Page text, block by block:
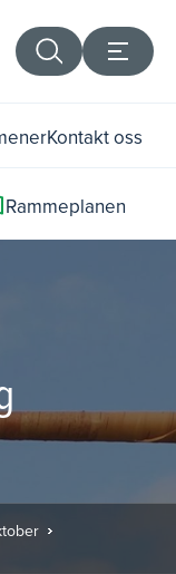
Kontakt oss
Rammeplanen